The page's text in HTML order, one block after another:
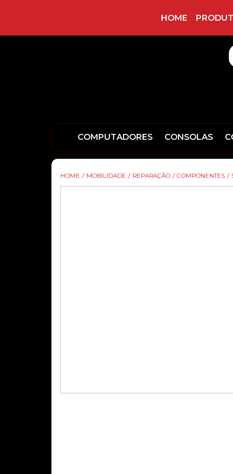
HOME
COMPUTADORES CONSOLAS
HOME / MOBILIDADE / REPARAÇÃO / COMPONENTES /